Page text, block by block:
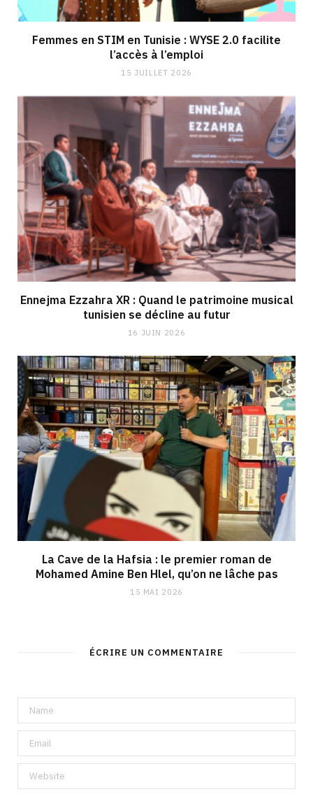
Femmes en STIM en Tunisie : WYSE 2.0 facilite
l’accès à l’emploi
15 JUILLET 2026
Ennejma Ezzahra XR : Quand le patrimoine musical
tunisien se décline au futur
16 JUIN 2026
La Cave de la Hafsia : le premier roman de
Mohamed Amine Ben Hlel, qu’on ne lâche pas
15 MAI 2026
ÉCRIRE UN COMMENTAIRE